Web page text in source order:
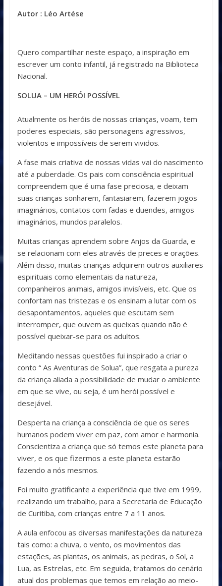
Autor : Léo Artése
Quero compartilhar neste espaço, a inspiração em
escrever um conto infantil, já registrado na Biblioteca
Nacional.
SOLUA – UM HERÓI POSSÍVEL
Atualmente os heróis de nossas crianças, voam, tem
poderes especiais, são personagens agressivos,
violentos e impossíveis de serem vividos.
A fase mais criativa de nossas vidas vai do nascimento
até a puberdade. Os pais com consciência espiritual
compreendem que é uma fase preciosa, e deixam
suas crianças sonharem, fantasiarem, fazerem jogos
imaginários, contatos com fadas e duendes, amigos
imaginários, mundos paralelos.
Muitas crianças aprendem sobre Anjos da Guarda, e
se relacionam com eles através de preces e orações.
Além disso, muitas crianças adquirem outros auxiliares
espirituais como elementais da natureza,
companheiros animais, amigos invisíveis, etc. Que os
confortam nas tristezas e os ensinam a lutar com os
desapontamentos, aqueles que escutam sem
interromper, que ouvem as queixas quando não é
possível queixar-se para os adultos.
Meditando nessas questões fui inspirado a criar o
conto “ As Aventuras de Solua”, que resgata a pureza
da criança aliada a possibilidade de mudar o ambiente
em que se vive, ou seja, é um herói possível e
desejável.
Desperta na criança a consciência de que os seres
humanos podem viver em paz, com amor e harmonia.
Conscientiza a criança que só temos este planeta para
viver, e os que fizermos a este planeta estarão
fazendo a nós mesmos.
Foi muito gratificante a experiência que tive em 1999,
realizando um trabalho, para a Secretaria de Educação
de Curitiba, com crianças entre 7 a 11 anos.
A aula enfocou as diversas manifestações da natureza
tais como: a chuva, o vento, os movimentos das
estações, as plantas, os animais, as pedras, o Sol, a
Lua, as Estrelas, etc. Em seguida, tratamos do cenário
atual dos problemas que temos em relação ao meio-